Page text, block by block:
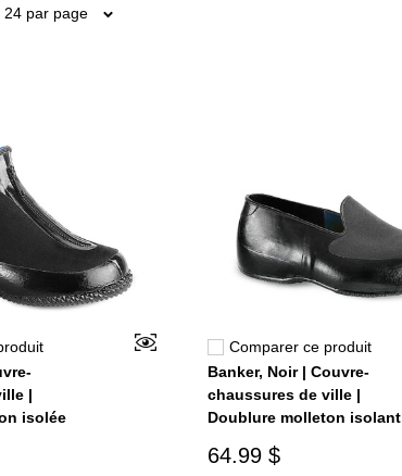
24 par page
|
isolée
Comparer ce produit
Banker, Noir | Couvre-
chaussures de ville |
Doublure molleton isolant
64.99 $